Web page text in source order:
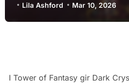
Lila Ashford Mar 10, 2026
I Tower of Fantasy gir Dark